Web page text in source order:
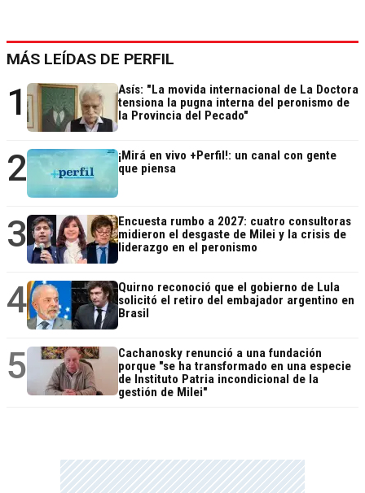
MÁS LEÍDAS DE PERFIL
1
Asís: "La movida internacional de La Doctora
tensiona la pugna interna del peronismo de
la Provincia del Pecado"
2
¡Mirá en vivo +Perfil!: un canal con gente
que piensa
3
Encuesta rumbo a 2027: cuatro consultoras
midieron el desgaste de Milei y la crisis de
liderazgo en el peronismo
4
Quirno reconoció que el gobierno de Lula
solicitó el retiro del embajador argentino en
Brasil
5
Cachanosky renunció a una fundación
porque "se ha transformado en una especie
de Instituto Patria incondicional de la
gestión de Milei"